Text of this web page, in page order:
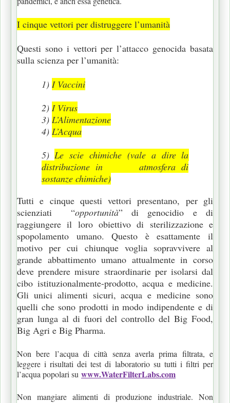
I cinque vettori per distruggere l’umanità
Questi sono i vettori per l’attacco genocida basata
sulla scienza per l’umanità:
1) I Vaccini
2) I Virus
3) L’Alimentazione
4) L’Acqua
5) Le scie chimiche (vale a dire la
distribuzione in atmosfera di
sostanze chimiche)
Tutti e cinque questi vettori presentano, per gli
scienziati “opportunità” di genocidio e di
raggiungere il loro obiettivo di sterilizzazione e
spopolamento umano. Questo è esattamente il
motivo per cui chiunque voglia sopravvivere al
grande abbattimento umano attualmente in corso
deve prendere misure straordinarie per isolarsi dal
cibo istituzionalmente-prodotto, acqua e medicine.
Gli unici alimenti sicuri, acqua e medicine sono
quelli che sono prodotti in modo indipendente e di
gran lunga al di fuori del controllo del Big Food,
Big Agri e Big Pharma.
Non bere l’acqua di città senza averla prima filtrata, e
leggere i risultati dei test di laboratorio su tutti i filtri per
l’acqua popolari su www.WaterFilterLabs.com
Non mangiare alimenti di produzione industriale. Non